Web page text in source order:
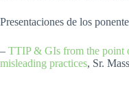
Presentaciones de los
– TTIP & GIs from the point
misleading practices, Sr.